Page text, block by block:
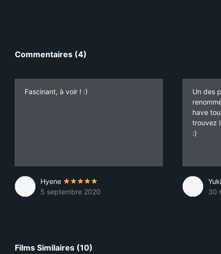
Commentaires (4)
Fascinant, à voir ! :)
Hyene
5 septembre 2020
Un des
have
trouvez
:)
30
Films Similaires (10)